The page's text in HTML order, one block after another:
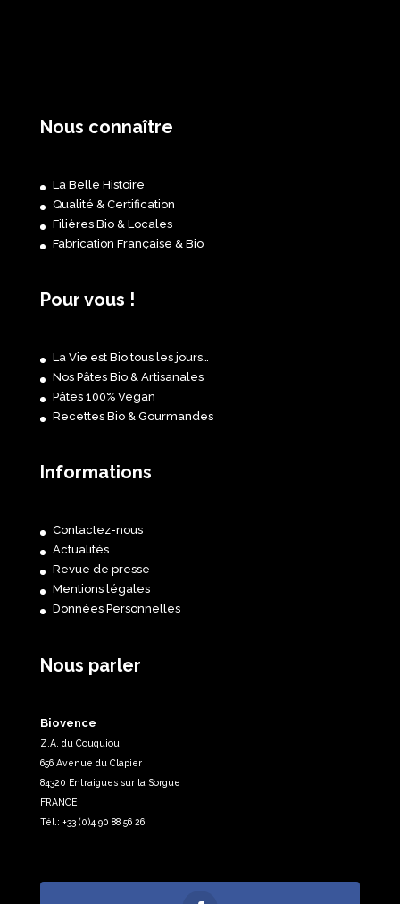
Nous connaître
La Belle Histoire
Qualité & Certification
Filières Bio & Locales
Fabrication Française & Bio
Pour vous !
La Vie est Bio tous les jours…
Nos Pâtes Bio & Artisanales
Pâtes 100% Vegan
Recettes Bio & Gourmandes
Informations
Contactez-nous
Actualités
Revue de presse
Mentions légales
Données Personnelles
Nous parler
Biovence
Z.A. du Couquiou
656 Avenue du Clapier
84320 Entraigues sur la Sorgue
FRANCE
Tél.: +33 (0)4 90 88 56 26